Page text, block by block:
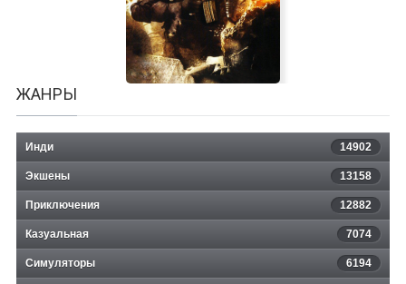
Shadow Ops: Red Mercury
ЖАНРЫ
Инди 14902
Экшены 13158
Приключения 12882
Казуальная 7074
Симуляторы 6194